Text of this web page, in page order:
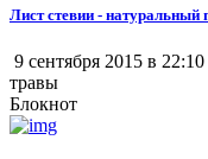
Лист стевии - натуральный
9 сентября 2015 в
травы
Блокнот